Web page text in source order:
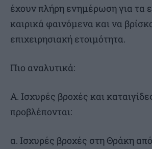
έχουν πλήρη ενημέρωση για τα
καιρικά φαινόμενα και να
επιχειρησιακή ετοιμότητα.
Πιο αναλυτικά:
Α. Ισχυρές βροχές και
προβλέπονται:
α. Ισχυρές βροχές στη Θράκη από